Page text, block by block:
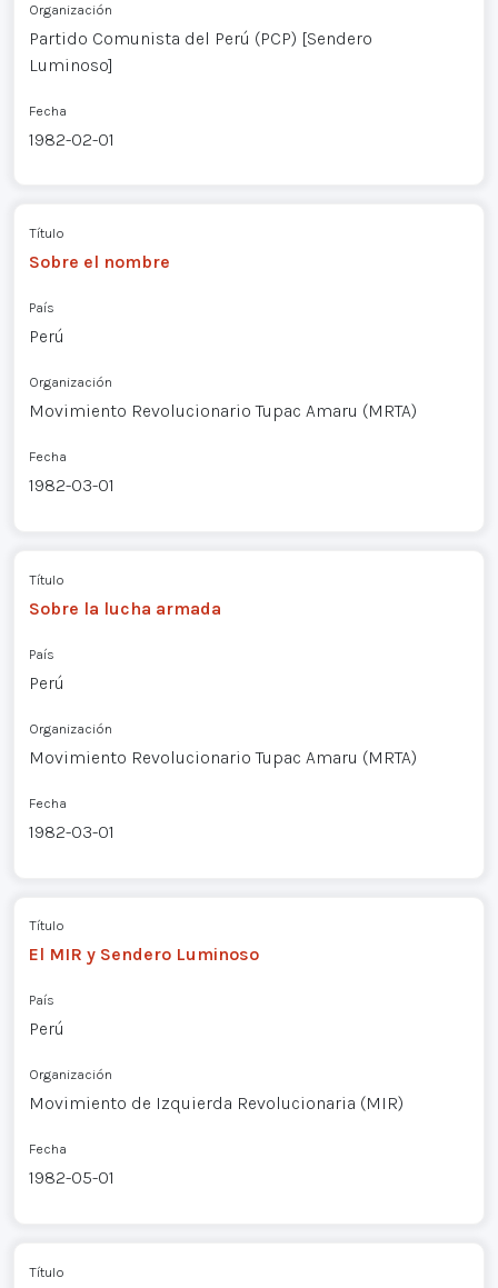
Organización
Partido Comunista del Perú (PCP) [Sendero
Luminoso]
Fecha
1982-02-01
Título
Sobre el nombre
País
Perú
Organización
Movimiento Revolucionario Tupac Amaru (MRTA)
Fecha
1982-03-01
Título
Sobre la lucha armada
País
Perú
Organización
Movimiento Revolucionario Tupac Amaru (MRTA)
Fecha
1982-03-01
Título
El MIR y Sendero Luminoso
País
Perú
Organización
Movimiento de Izquierda Revolucionaria (MIR)
Fecha
1982-05-01
Título